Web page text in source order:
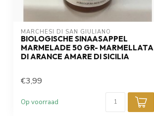
MARCHESI DI SAN GIULIANO
BIOLOGISCHE SINAASAPPEL
MARMELADE 50 GR- MARMELLATA
DI ARANCE AMARE DI SICILIA
€3,99
Op voorraad